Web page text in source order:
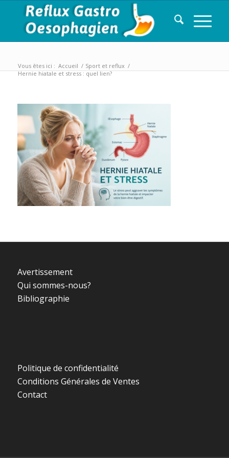
Vous êtes ici : Accueil / Sport et reflux /
Hernie hiatale et stress : quel lien?
Avertissement
Qui sommes-nous?
Bibliographie
Politique de confidentialité
Conditions Générales de Ventes
Contact